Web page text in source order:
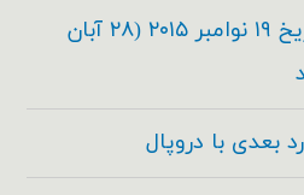
دروپال ۸.۰.۰ در تاریخ ۱۹ نوامبر ۲۰۱۵ (۲۸ آبان